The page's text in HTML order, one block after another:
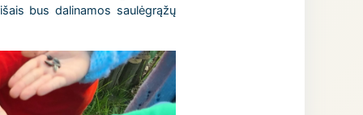
bus dalinamos saulėgrąžų